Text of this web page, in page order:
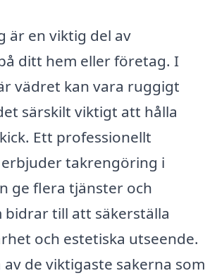
är en viktig del av
ditt hem eller företag. I
vädret kan vara ruggigt
särskilt viktigt att hålla
Ett professionellt
takrengöring i
ge flera tjänster och
till att säkerställa
och estetiska utseende.
de viktigaste sakerna som